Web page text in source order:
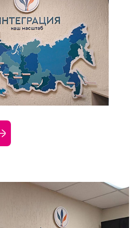
Max Telegram
заявку", я даю согласие на
данных и согласие с политикой
согласие на получение
рассылок